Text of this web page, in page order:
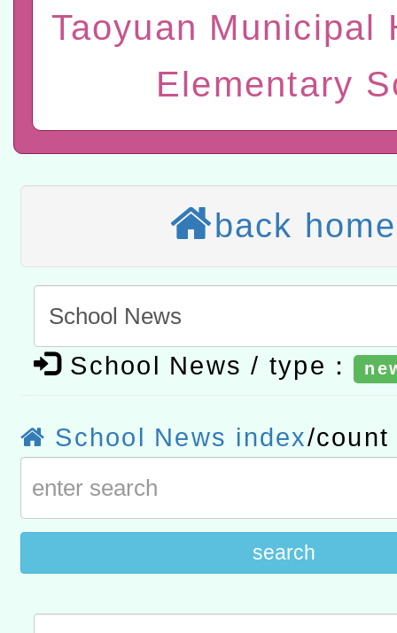
航」
「2026桃園藝術巡演」活
適應運動共學行動站研習
讀推動專業研習
科技賦能─人工智慧(AI)工
A3數位素養講師名單
t」
有關大陸委員會函釋公務
轉知經濟部水利署委託財
研究院辦理「115年表揚
位及節水達人選拔活動」
115年8月22日(星期六)辦
市孔廟祈福系列活動—儒
2026年桃園地景藝術節教
「2026桃園藝術巡演」活
宜
Taoyuan Municipal
Elementary
back home
School News / type：
School News index/count
search